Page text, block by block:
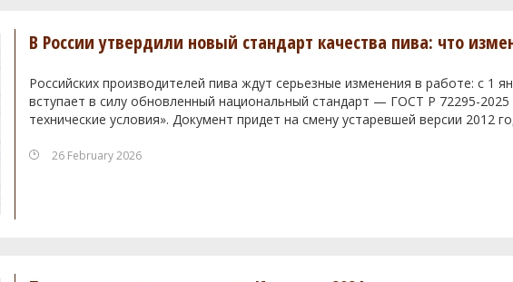
В России утвердили новый стандарт качества пива: что
Российских производителей пива ждут серьезные изменения в работе: с 1
вступает в силу обновленный национальный стандарт — ГОСТ Р 72295-
технические условия». Документ придет на смену устаревшей версии 2012
26 February 2026